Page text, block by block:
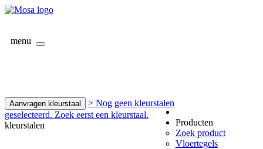
menu
Aanvragen kleurstaal
> Nog geen kleurstalen
geselecteerd. Zoek eerst een kleurstaal.
kleurstalen
Producten
Zoek product
Vloertegels